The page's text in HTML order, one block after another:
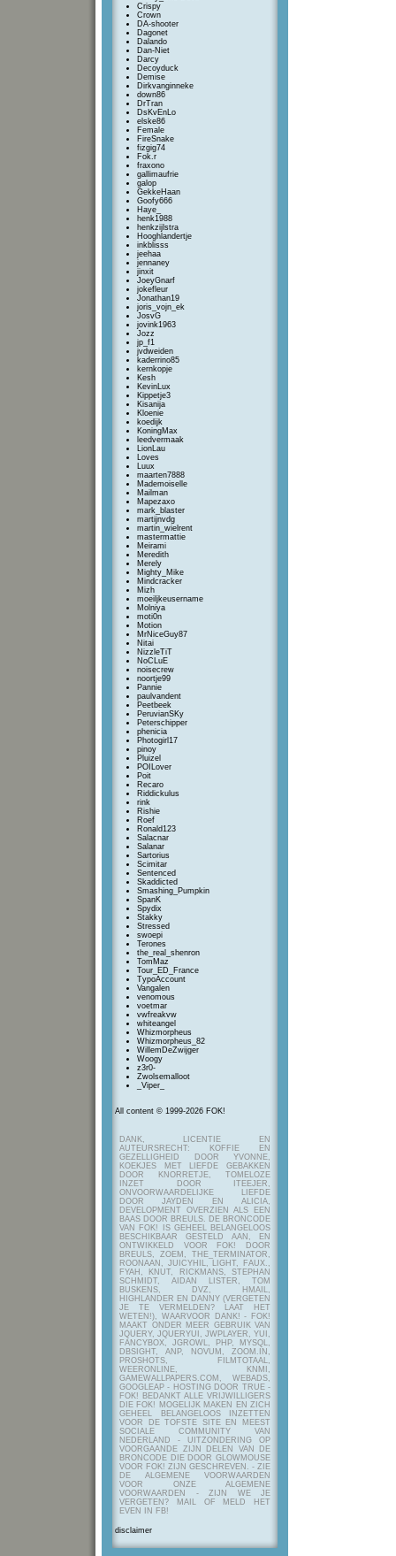
Crispy
Crown
DA-shooter
Dagonet
Dalando
Dan-Niet
Darcy
Decoyduck
Demise
Dirkvanginneke
down86
DrTran
DsKvEnLo
elske86
Female
FireSnake
fizgig74
Fok.r
fraxono
gallimaufrie
galop
GekkeHaan
Goofy666
Haye_
henk1988
henkzijlstra
Hooghlandertje
inkblisss
jeehaa
jennaney
jinxit
JoeyGnarf
jokefleur
Jonathan19
joris_vojn_ek
JosvG
jovink1963
Jozz
jp_f1
jvdweiden
kaderrino85
kernkopje
Kesh
KevinLux
Kippetje3
Kisanija
Kloenie
koedijk
KoningMax
leedvermaak
LionLau
Loves
Luux
maarten7888
Mademoiselle
Mailman
Mapezaxo
mark_blaster
martijnvdg
martin_wielrent
mastermattie
Meirami
Meredith
Merely
Mighty_Mike
Mindcracker
Mizh
moeiljkeusername
Molniya
moti0n
Motion
MrNiceGuy87
Nitai
NizzleTiT
NoCLuE
noisecrew
noortje99
Pannie
paulvandent
Peetbeek
PeruvianSKy
Peterschipper
phenicia
Photogirl17
pinoy
Pluizel
POILover
Poit
Recaro
Riddickulus
rink
Rishie
Roef
Ronald123
Salacnar
Salanar
Sartorius
Scimitar
Sentenced
Skaddicted
Smashing_Pumpkin
SpanK
Spydix
Stakky
Stressed
swoepi
Terones
the_real_shenron
TomMaz
Tour_ED_France
TypoAccount
Vangalen
venomous
voetmar
vwfreakvw
whiteangel
Whizmorpheus
Whizmorpheus_82
WillemDeZwijger
Woogy
z3r0-
Zwolsemalloot
_Viper_
All content © 1999-2026 FOK!
DANK, LICENTIE EN
AUTEURSRECHT: KOFFIE EN
GEZELLIGHEID DOOR YVONNE,
KOEKJES MET LIEFDE GEBAKKEN
DOOR KNORRETJE, TOMELOZE
INZET DOOR ITEEJER,
ONVOORWAARDELIJKE LIEFDE
DOOR JAYDEN EN ALICIA,
DEVELOPMENT OVERZIEN ALS EEN
BAAS DOOR BREULS. DE BRONCODE
VAN FOK! IS GEHEEL BELANGELOOS
BESCHIKBAAR GESTELD AAN, EN
ONTWIKKELD VOOR FOK! DOOR
BREULS, ZOEM, THE_TERMINATOR,
ROONAAN, JUICYHIL, LIGHT, FAUX.,
FYAH, KNUT, RICKMANS, STEPHAN
SCHMIDT, AIDAN LISTER, TOM
BUSKENS, DVZ, HMAIL,
HIGHLANDER EN DANNY (VERGETEN
JE TE VERMELDEN? LAAT HET
WETEN!), WAARVOOR DANK! - FOK!
MAAKT ONDER MEER GEBRUIK VAN
JQUERY, JQUERYUI, JWPLAYER, YUI,
FANCYBOX, JGROWL, PHP, MYSQL,
DBSIGHT, ANP, NOVUM, ZOOM.IN,
PROSHOTS, FILMTOTAAL,
WEERONLINE, KNMI,
GAMEWALLPAPERS.COM, WEBADS,
GOOGLEAP - HOSTING DOOR TRUE -
FOK! BEDANKT ALLE VRIJWILLIGERS
DIE FOK! MOGELIJK MAKEN EN ZICH
GEHEEL BELANGELOOS INZETTEN
VOOR DE TOFSTE SITE EN MEEST
SOCIALE COMMUNITY VAN
NEDERLAND - UITZONDERING OP
VOORGAANDE ZIJN DELEN VAN DE
BRONCODE DIE DOOR GLOWMOUSE
VOOR FOK! ZIJN GESCHREVEN. - ZIE
DE ALGEMENE VOORWAARDEN
VOOR ONZE ALGEMENE
VOORWAARDEN - ZIJN WE JE
VERGETEN? MAIL OF MELD HET
EVEN IN FB!
disclaimer